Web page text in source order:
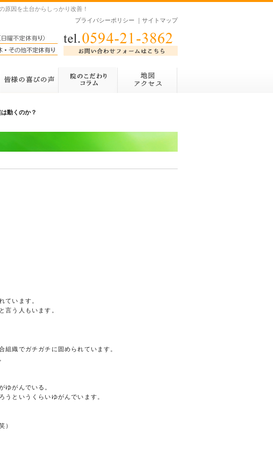
原因を土台からしっかり改善！
プライバシーポリシー
サイトマップ
動くのか？
ています。
言う人もいます。
織でガチガチに固められています。
ゆがんでいる。
うというくらいゆがんでいます。
）